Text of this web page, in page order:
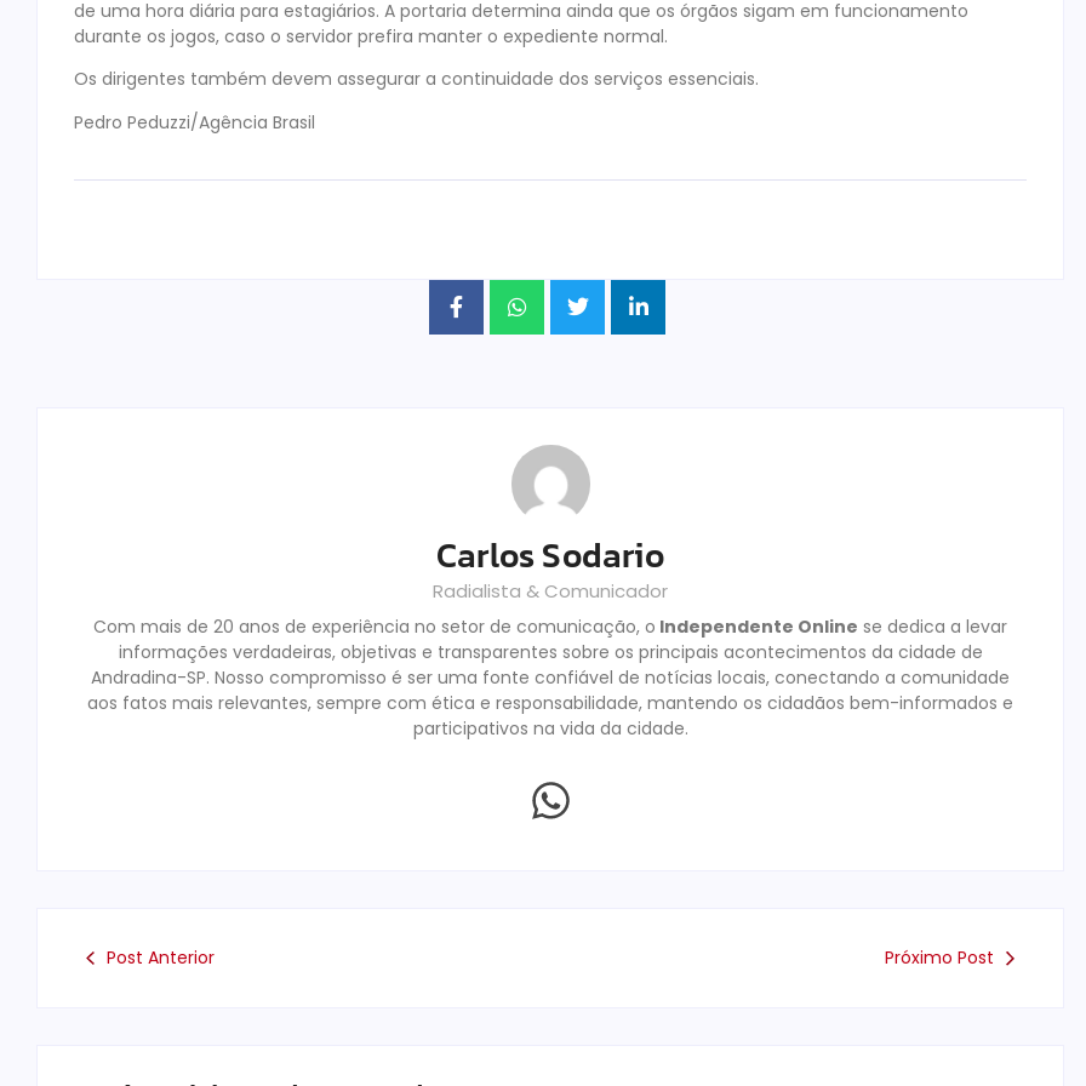
de uma hora diária para estagiários. A portaria determina ainda que os órgãos sigam em funcionamento
durante os jogos, caso o servidor prefira manter o expediente normal.
Os dirigentes também devem assegurar a continuidade dos serviços essenciais.
Pedro Peduzzi/Agência Brasil
Carlos Sodario
Radialista & Comunicador
Com mais de 20 anos de experiência no setor de comunicação, o Independente Online se dedica a levar
informações verdadeiras, objetivas e transparentes sobre os principais acontecimentos da cidade de
Andradina-SP. Nosso compromisso é ser uma fonte confiável de notícias locais, conectando a comunidade
aos fatos mais relevantes, sempre com ética e responsabilidade, mantendo os cidadãos bem-informados e
participativos na vida da cidade.
Post Anterior Próximo Post